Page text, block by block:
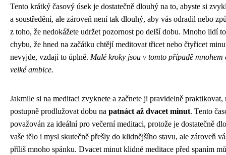
Tento krátký časový úsek je dostatečně dlouhý na to, abyste si
a soustředění, ale zároveň není tak dlouhý, aby vás odradil nebo
z toho, že nedokážete udržet pozornost po delší dobu. Mnoho lidí
chybu, že hned na začátku chtějí meditovat třicet nebo čtyřicet
nevyjde, vzdají to úplně. Malé kroky jsou v tomto případě mnohem
velké ambice.
Jakmile si na meditaci zvyknete a začnete ji pravidelně praktikovat,
postupně prodlužovat dobu na patnáct až dvacet minut. Tento
považován za ideální pro večerní meditaci, protože je dostatečně
vaše tělo i mysl skutečně přešly do klidnějšího stavu, ale zároveň
příliš mnoho spánku. Dvacet minut klidné meditace před spaním